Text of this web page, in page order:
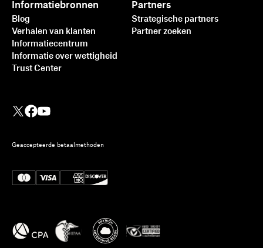
Informatiebronnen
Blog
Verhalen van klanten
Informatiecentrum
Informatie over wettigheid
Trust Center
Partners
Strategische partners
Partner zoeken
Geaccepteerde betaalmethoden